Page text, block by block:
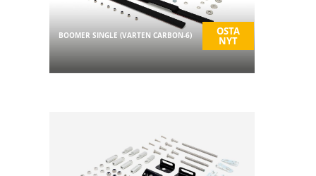
BOOMER SINGLE (VARTEN CARBON-6) OSTA
NYT